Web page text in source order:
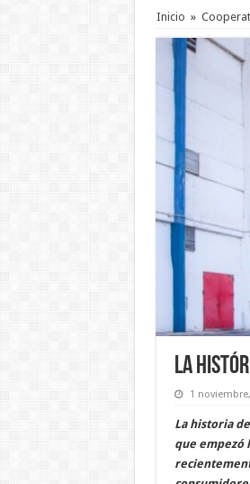
Inicio »
La
1
La historia
que empezó